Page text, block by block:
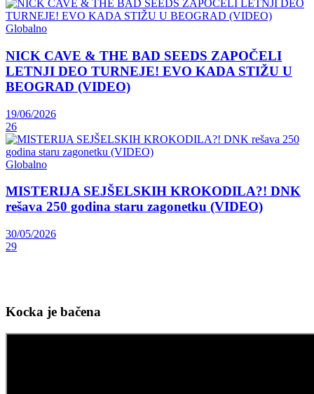
Globalno
NICK CAVE & THE BAD SEEDS ZAPOČELI
LETNJI DEO TURNEJE! EVO KADA STIŽU U
BEOGRAD (VIDEO)
19/06/2026
26
Globalno
MISTERIJA SEJŠELSKIH KROKODILA?! DNK
rešava 250 godina staru zagonetku (VIDEO)
30/05/2026
29
Kocka je bačena